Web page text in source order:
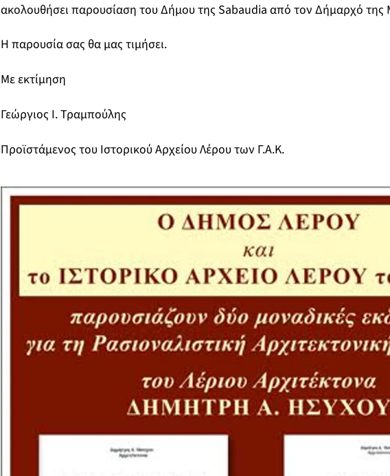
ακολουθήσει παρουσίαση του Δήμου της Sabaudia από τον Δήμαρχό της
Η παρουσία σας θα μας τιμήσει.
Με εκτίμηση
Γεώργιος Ι. Τραμπούλης
Προϊστάμενος του Ιστορικού Αρχείου Λέρου των Γ.Α.Κ.